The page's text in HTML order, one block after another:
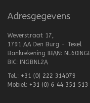
Adresgegevens
Weverstraat 17,
1791 AA Den Burg - Texel
Bankrekening IBAN:
BIC: INGBNL2A
Tel.: +31 (0) 222 314079
Mobiel: +31 (0) 6 44 351 513